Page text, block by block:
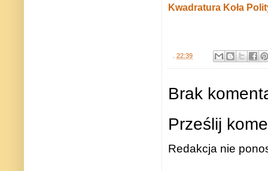
Kwadratura Koła
22:39
Brak
Prześlij
Redakcja nie